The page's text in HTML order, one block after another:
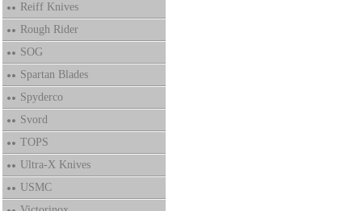
Reiff Knives
Rough Rider
SOG
Spartan Blades
Spyderco
Svord
TOPS
Ultra-X Knives
USMC